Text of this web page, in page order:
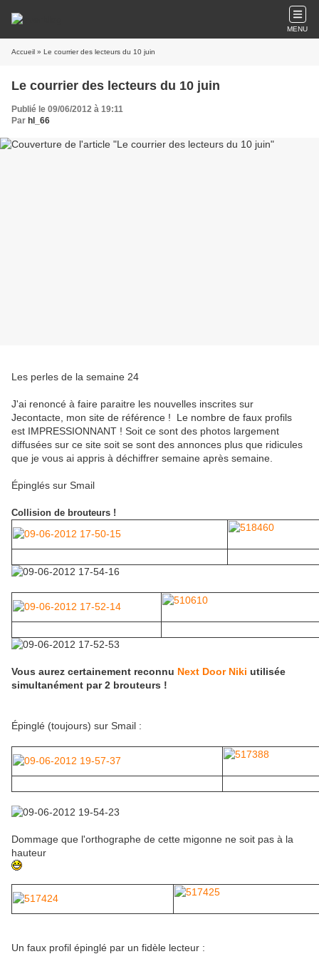
MENU
Accueil » Le courrier des lecteurs du 10 juin
Le courrier des lecteurs du 10 juin
Publié le 09/06/2012 à 19:11
Par hl_66
Les perles de la semaine 24
J'ai renoncé à faire paraitre les nouvelles inscrites sur
Jecontacte, mon site de référence ! Le nombre de faux profils
est IMPRESSIONNANT ! Soit ce sont des photos largement
diffusées sur ce site soit se sont des annonces plus que ridicules
que je vous ai appris à déchiffrer semaine après semaine.
Épinglés sur Smail
Collision de brouteurs !
Vous aurez certainement reconnu Next Door Niki utilisée
simultanément par 2 brouteurs !
Épinglé (toujours) sur Smail :
Dommage que l'orthographe de cette migonne ne soit pas à la
hauteur
Un faux profil épinglé par un fidèle lecteur :